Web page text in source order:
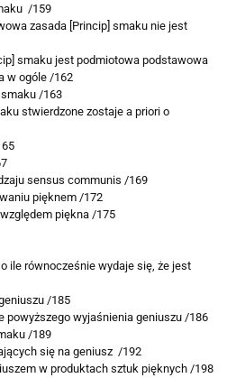
/159
zasada [Princip] smaku nie jest
smaku jest podmiotowa podstawowa
w ogóle /162
/163
stwierdzone zostaje a priori o
sensus communis /169
pięknem /172
piękna /175
ile równocześnie wydaje się, że jest
/185
powyższego wyjaśnienia geniuszu /186
/189
się na geniusz /192
w produktach sztuk pięknych /198